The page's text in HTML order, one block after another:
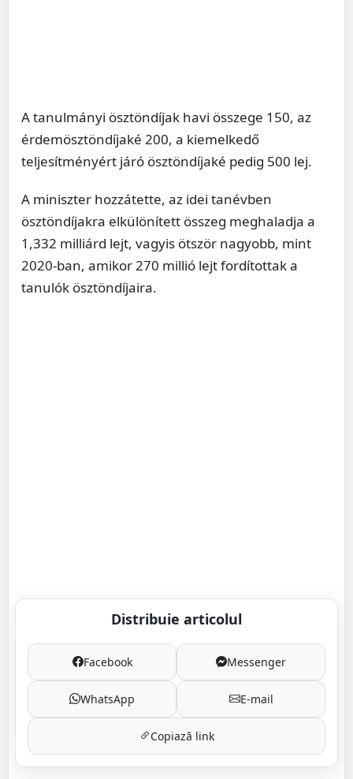
A tanulmányi ösztöndíjak havi összege 150, az
érdemösztöndíjaké 200, a kiemelkedő
teljesítményért járó ösztöndíjaké pedig 500 lej.
A miniszter hozzátette, az idei tanévben
ösztöndíjakra elkülönített összeg meghaladja a
1,332 milliárd lejt, vagyis ötször nagyobb, mint
2020-ban, amikor 270 millió lejt fordítottak a
tanulók ösztöndíjaira.
Distribuie articolul
Facebook Messenger
WhatsApp E-mail
Copiază link